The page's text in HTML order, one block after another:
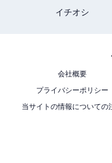
イチオシ
会社概要
プライバシーポリシー
当サイトの情報についての